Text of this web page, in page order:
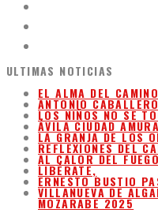
ULTIMAS NOTICIAS
EL ALMA DEL CAMINO
ANTONIO
LOS NIÑOS NO SE
ÁVILA CIUDAD
LA GRANJA DE LOS
REFLEXIONES DEL
AL CALOR DEL
LIBÉRATE,
ERNESTO BUSTIO
VILLANUEVA DE
MOZARABE 2025